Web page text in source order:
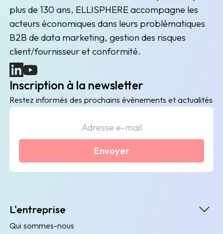
plus de 130 ans, ELLISPHERE accompagne les
acteurs économiques dans leurs problématiques
B2B de data marketing, gestion des risques
client/fournisseur et conformité.
(nouvelle fenêtre)
(nouvelle fenêtre)
Inscription à la newsletter
Restez informés des prochains évènements et actualités
Envoyer
L'entreprise
Qui sommes-nous